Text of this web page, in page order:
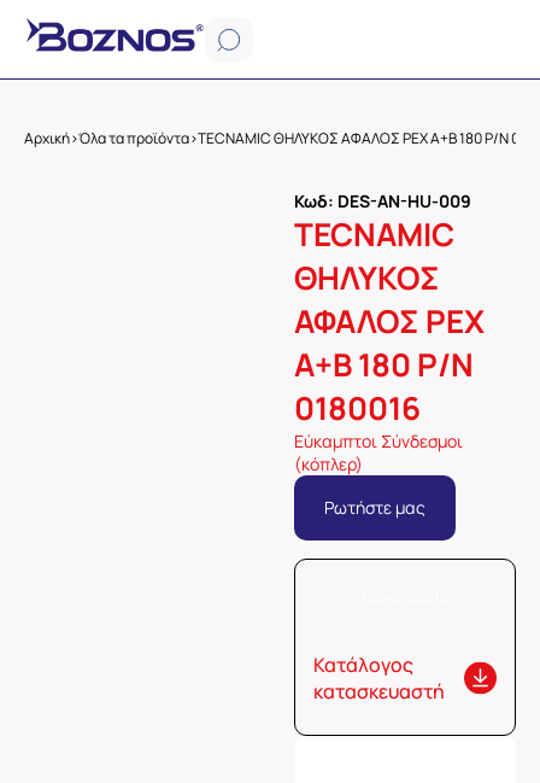
Αρχική>Όλα τα προϊόντα>TECNAMIC ΘΗΛΥΚΟΣ ΑΦΑΛΟΣ PEX A+B 180 P/N
Κωδ: DES-AN-HU-009
TECNAMIC
ΘΗΛΥΚΟΣ
ΑΦΑΛΟΣ PEX
A+B 180 P/N
0180016
Εύκαμπτοι Σύνδεσμοι
(κόπλερ)
Ρωτήστε μας
Κατάλογος
κατασκευαστή